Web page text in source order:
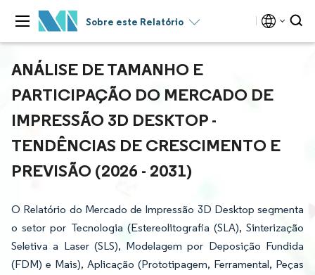
Sobre este Relatório
ANÁLISE DE TAMANHO E
PARTICIPAÇÃO DO MERCADO DE
IMPRESSÃO 3D DESKTOP -
TENDÊNCIAS DE CRESCIMENTO E
PREVISÃO (2026 - 2031)
O Relatório do Mercado de Impressão 3D Desktop segmenta
o setor por Tecnologia (Estereolitografia (SLA), Sinterização
Seletiva a Laser (SLS), Modelagem por Deposição Fundida
(FDM) e Mais), Aplicação (Prototipagem, Ferramental, Peças